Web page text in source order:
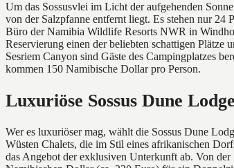
Um das Sossusvlei im Licht der aufgehenden
von der Salzpfanne entfernt liegt. Es stehen nur 24
Büro der Namibia Wildlife Resorts NWR in
Reservierung einen der beliebten schattigen Plätze
Sesriem Canyon sind Gäste des Campingplatzes
kommen 150 Namibische Dollar pro Person.
Luxuriöse Sossus Dune Lodge
Wer es luxuriöser mag, wählt die Sossus Dune
Wüsten Chalets, die im Stil eines afrikanischen
das Angebot der exklusiven Unterkunft ab. Von